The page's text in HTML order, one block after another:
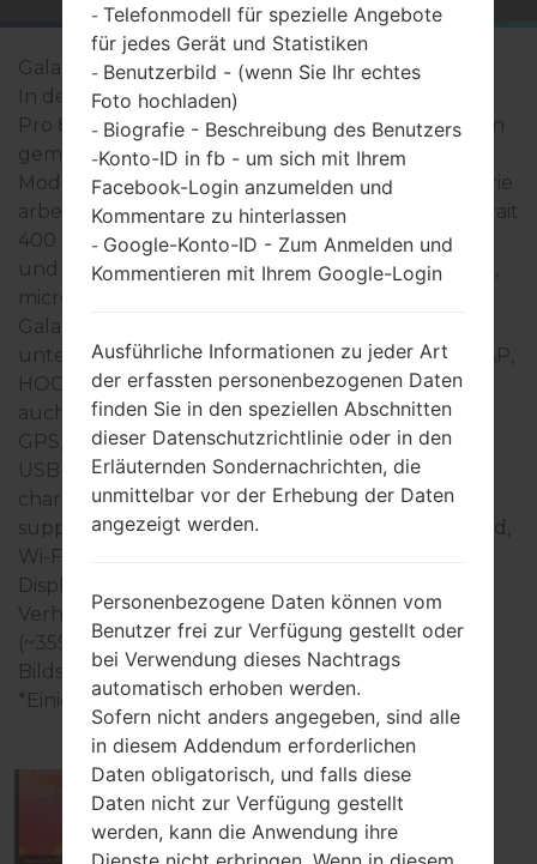
Galaxy Tab Pro 8.4
In der Regel, die Geräte der Samsung Galaxy Tab
Pro 8.4- Serie sind ähnlich im Aussehen und haben
gemeinsame technische Eigenschaften. Die
Modellreihe der Samsung Galaxy Tab Pro 8.4- Serie
arbeitet auf der Basis des Quad-Core 2300MHz Krait
400 mit 2GB RAM hat. Interner Speicher 16/32GB
und unterstützt microSD, microSDHC, TransFlash,
microSDXC zu 64 GB. Die Geräte der Samsung
Galaxy Tab Pro 8.4- Seie haben 3.5mm jack und
unterstützen Bluetooth version 4.0, DI, MAP, PBAP,
HOGP, PAN, A2DP, AVRCP, HFP, HSP, OPP, HID,
auch gibt es die Technologie GPS Ja A-GPS Ja A-
GPS, GLONASS, Geotagging, S-GPS, QuickGPS.
USB-Anschluss unterstützt microUSB 2.0, USB
charging, USB Host, USB OTG 1.3, USB power
supply, und auch Wi-Fi 802.11 a/b/g/n/ac, dual-band,
Wi-Fi Direct, Wi-Fi hotspot. In dieser Serie wird das
Display 8.4 zoll (~73% Bildschirm zu Körper
Verhältnis) mit der Auflösung 2560 x 1600 Pixel
(~359 Dichte der Pixel pro Zoll) verwendet, der
Bildschirmtyp PVA TFT LCD.
*Einige Daten können variieren.
Samsung SM-T320
- Telefonmodell für spezielle Angebote
für jedes Gerät und Statistiken
- Benutzerbild - (wenn Sie Ihr echtes
Foto hochladen)
- Biografie - Beschreibung des Benutzers
-Konto-ID in fb - um sich mit Ihrem
Facebook-Login anzumelden und
Kommentare zu hinterlassen
- Google-Konto-ID - Zum Anmelden und
Kommentieren mit Ihrem Google-Login
Ausführliche Informationen zu jeder Art
der erfassten personenbezogenen Daten
finden Sie in den speziellen Abschnitten
dieser Datenschutzrichtlinie oder in den
Erläuternden Sondernachrichten, die
unmittelbar vor der Erhebung der Daten
angezeigt werden.
Personenbezogene Daten können vom
Benutzer frei zur Verfügung gestellt oder
bei Verwendung dieses Nachtrags
automatisch erhoben werden.
Sofern nicht anders angegeben, sind alle
in diesem Addendum erforderlichen
Daten obligatorisch, und falls diese
Daten nicht zur Verfügung gestellt
werden, kann die Anwendung ihre